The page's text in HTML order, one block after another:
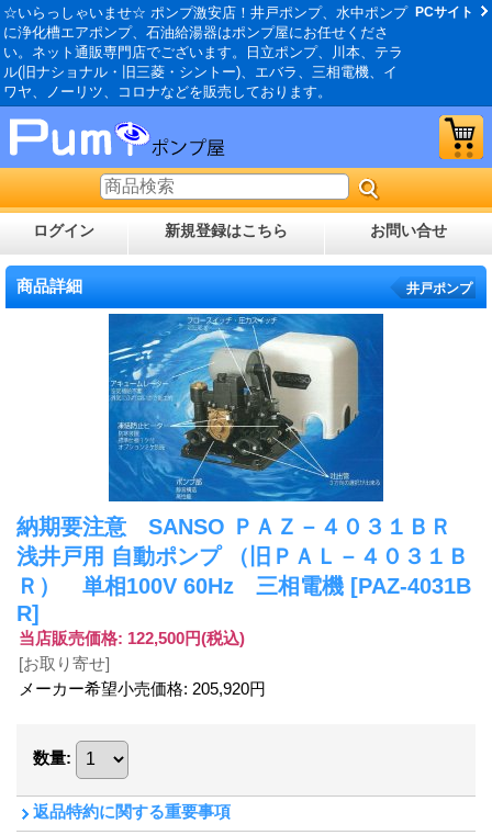
☆いらっしゃいませ☆ ポンプ激安店！井戸ポンプ、水中ポンプ
に浄化槽エアポンプ、石油給湯器はポンプ屋にお任せくださ
い。ネット通販専門店でございます。日立ポンプ、川本、テラ
ル(旧ナショナル・旧三菱・シントー)、エバラ、三相電機、イ
ワヤ、ノーリツ、コロナなどを販売しております。
PCサイト
ログイン 新規登録はこちら お問い合せ
商品詳細 井戸ポンプ
納期要注意 SANSO ＰＡＺ－４０３１ＢＲ
浅井戸用 自動ポンプ （旧ＰＡＬ－４０３１Ｂ
Ｒ） 単相100V 60Hz 三相電機 [PAZ-4031B
R]
当店販売価格: 122,500円(税込)
[お取り寄せ]
メーカー希望小売価格: 205,920円
数量:
返品特約に関する重要事項